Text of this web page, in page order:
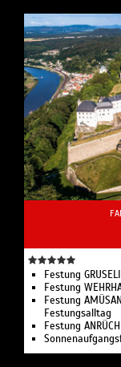
Festung
Festung
Festung
Festungsalltag
Festung